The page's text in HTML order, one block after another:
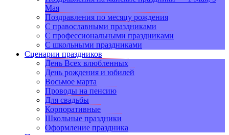
Мая
Поздравления по месяцу рождения
С православными праздниками
С профессиональными праздниками
С школьными праздниками
Сценарии праздников
День Всех влюбленных
День рождения и юбилей
Восьмое марта
Проводы на пенсию
Для свадьбы
Корпоративные
Школьные праздники
Оформление праздника